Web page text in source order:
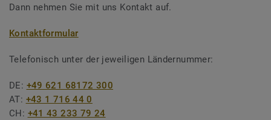
Dann nehmen Sie mit uns Kontakt auf.
Kontaktformular
Telefonisch unter der jeweiligen Ländernummer:
DE: +49 621 68172 300
AT: +43 1 716 44 0
CH: +41 43 233 79 24